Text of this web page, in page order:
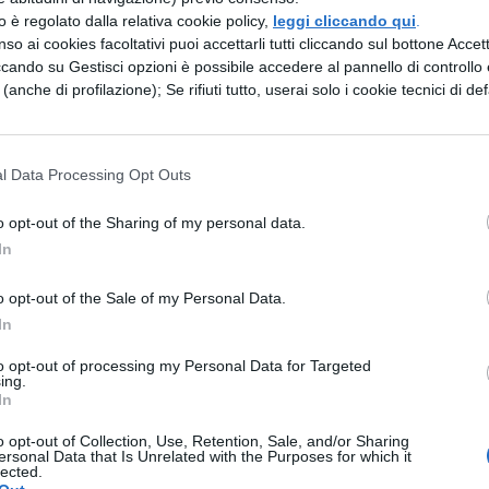
è regolato dalla relativa cookie policy, leggi cliccando qui
ai cookies facoltativi puoi accettarli tutti cliccando sul bottone
su Gestisci opzioni è possibile accedere al pannello di controllo
di profilazione); Se rifiuti tutto, userai solo i cookie tecnici di
Data Processing Opt Outs
opt-out of the Sharing of my personal data.
opt-out of the Sale of my Personal Data.
opt-out of processing my Personal Data for Targeted
opt-out of Collection, Use, Retention, Sale, and/or Sharing
Data that Is Unrelated with the Purposes for which it
che loro erano i veri insicuri e non
un’altra testimonianza ha espresso:
porn nonostante avessi solo 14
per due anni”.
sono proprio gli adulti a rimanere
accorgendosi delle
indifferenti?
che vorrebbero chiedere aiuto, ma invece